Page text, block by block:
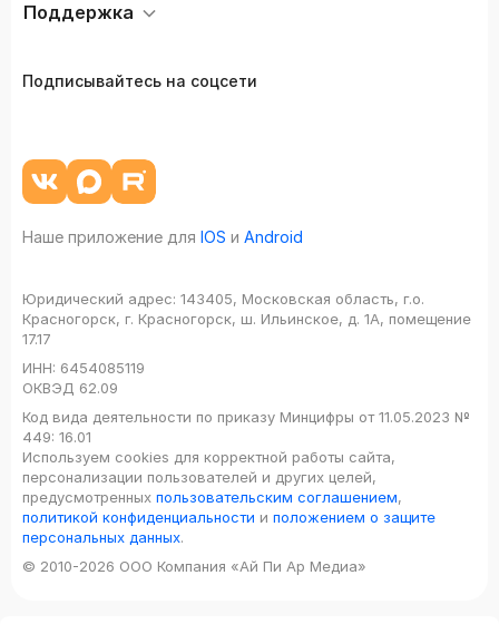
Поддержка
Подписывайтесь на соцсети
Наше приложение для IOS и Android
Юридический адрес: 143405, Московская область, г.о.
Красногорск, г. Красногорск, ш. Ильинское, д. 1А, помещение
17.17
ИНН: 6454085119
ОКВЭД 62.09
Код вида деятельности по приказу Минцифры от 11.05.2023 №
449: 16.01
Используем cookies для корректной работы сайта,
персонализации пользователей и других целей,
предусмотренных пользовательским соглашением,
политикой конфиденциальности и положением о защите
персональных данных.
© 2010-2026 ООО Компания «Ай Пи Ар Медиа»